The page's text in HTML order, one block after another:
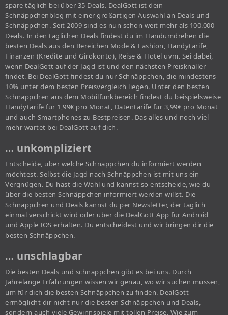
spare täglich bei über 35 Deals. DealGott ist dein
Schnäppchenblog mit einer großartigen Auswahl an Deals und
Schnäppchen. Seit 2009 sind es nun schon weit mehr als 100.000
Deals. In den täglichen Deals findest du im Handumdrehen die
besten Deals aus den Bereichen Mode & Fashion, Handytarife,
Finanzen (Kredite und Girokonto), Reise & Hotel uvm. Sei dabei,
wenn DealGott auf der Jagd ist und den nächsten Preisknaller
findet. Bei DealGott findest du nur Schnäppchen, die mindestens
10% unter dem besten Preisvergleich liegen. Unter den besten
Schnäppchen aus dem Mobilfunkbereich findest du beispielsweise
Handytarife für 1,99€ pro Monat, Datentarife für 3,99€ pro Monat
und auch Smartphones zu Bestpreisen. Das alles und noch viel
mehr wartet bei DealGott auf dich.
… unkompliziert
Entscheide, über welche Schnäppchen du informiert werden
möchtest. Selbst die Jagd nach Schnäppchen ist mit uns ein
Vergnügen. Du hast die Wahl und kannst so entscheide, wie du
über die besten Schnäppchen informiert werden willst. Die
Schnäppchen und Deals kannst du per Newsletter, der täglich
einmal verschickt wird oder über die DealGott App für Android
und Apple IOS erhalten. Du entscheidest und wir bringen dir die
besten Schnäppchen.
… unschlagbar
Die besten Deals und schnäppchen gibt es bei uns. Durch
Jahrelange Erfahrungen wissen wir genau, wo wir suchen müssen,
um für dich die besten Schnäppchen zu finden. DealGott
ermöglicht dir nicht nur die besten Schnäppchen und Deals,
sondern auch viele Gewinnspiele mit tollen Preise. Wie zum